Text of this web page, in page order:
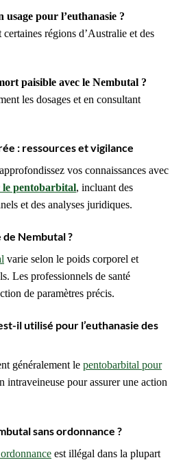
usage pour l’euthanasie ?
régions d’Australie et des
paisible avec le Nembutal ?
les dosages et en consultant
: ressources et vigilance
vos connaissances avec
le pentobarbital, incluant des
et des analyses juridiques.
Nembutal ?
varie selon le poids corporel et
Les professionnels de santé
de paramètres précis.
il utilisé pour l’euthanasie des
généralement le pentobarbital pour
intraveineuse pour assurer une action
sans ordonnance ?
est illégal dans la plupart